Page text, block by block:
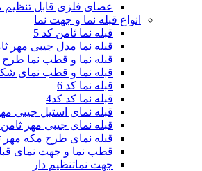
عصای فلزی قابل تنظیم
انواع قبله نما و جهت نما
قبله نما ثامن کد 5
قبله نما مدل جیبی مهر
قبله نما و قطب نما طرح
قبله نما و قطب نمای
قبله نما کد 6
قبله نما کد کد4
قبله نمای استیل جیبی
قبله نمای جیبی مهر ثامن
قبله نمای طرح مکه مهر
قطب نما و جهت نمای
جهت نماتنظیم دار